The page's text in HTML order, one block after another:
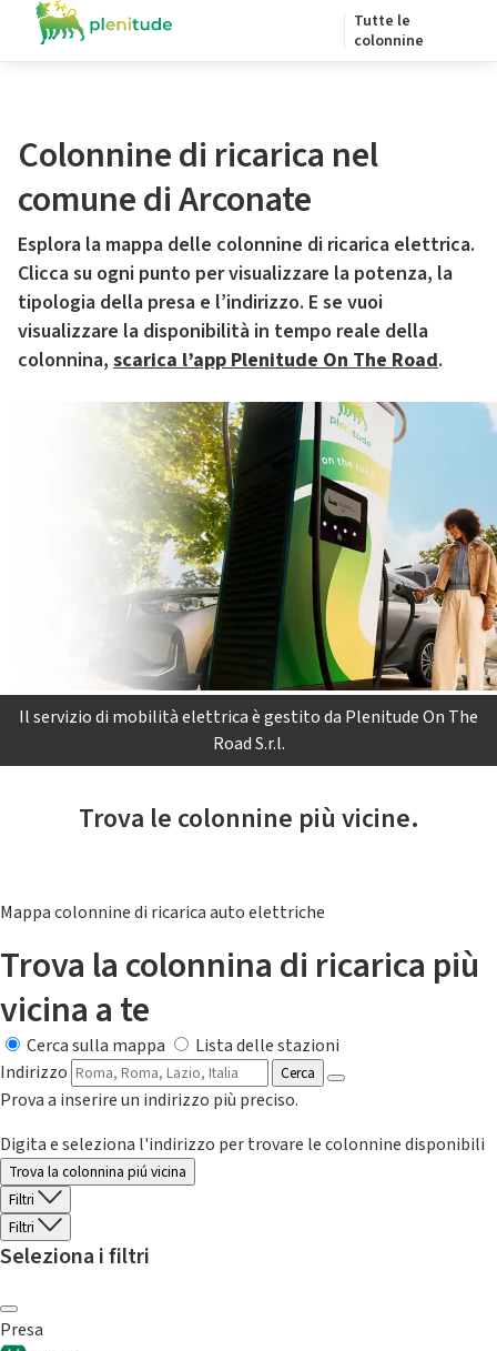
Tutte le
colonnine
Colonnine di ricarica nel
comune di Arconate
Esplora la mappa delle colonnine di ricarica elettrica.
Clicca su ogni punto per visualizzare la potenza, la
tipologia della presa e l’indirizzo. E se vuoi
visualizzare la disponibilità in tempo reale della
colonnina, scarica l’app Plenitude On The Road.
Il servizio di mobilità elettrica è gestito da Plenitude On The
Road S.r.l.
Trova le colonnine più vicine.
Mappa colonnine di ricarica auto elettriche
Trova la colonnina di ricarica più
vicina a te
Cerca sulla mappa
Lista delle stazioni
Indirizzo
Cerca
Prova a inserire un indirizzo più preciso.
Digita e seleziona l'indirizzo per trovare le colonnine disponibili
Trova la colonnina piú vicina
Filtri
Filtri
Seleziona i filtri
Presa